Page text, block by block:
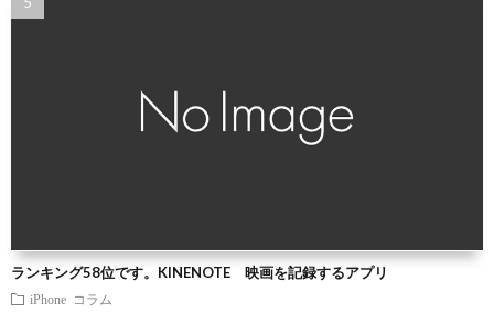
ランキング58位です。KINENOTE 映画を記録するアプリ
iPhone コラム